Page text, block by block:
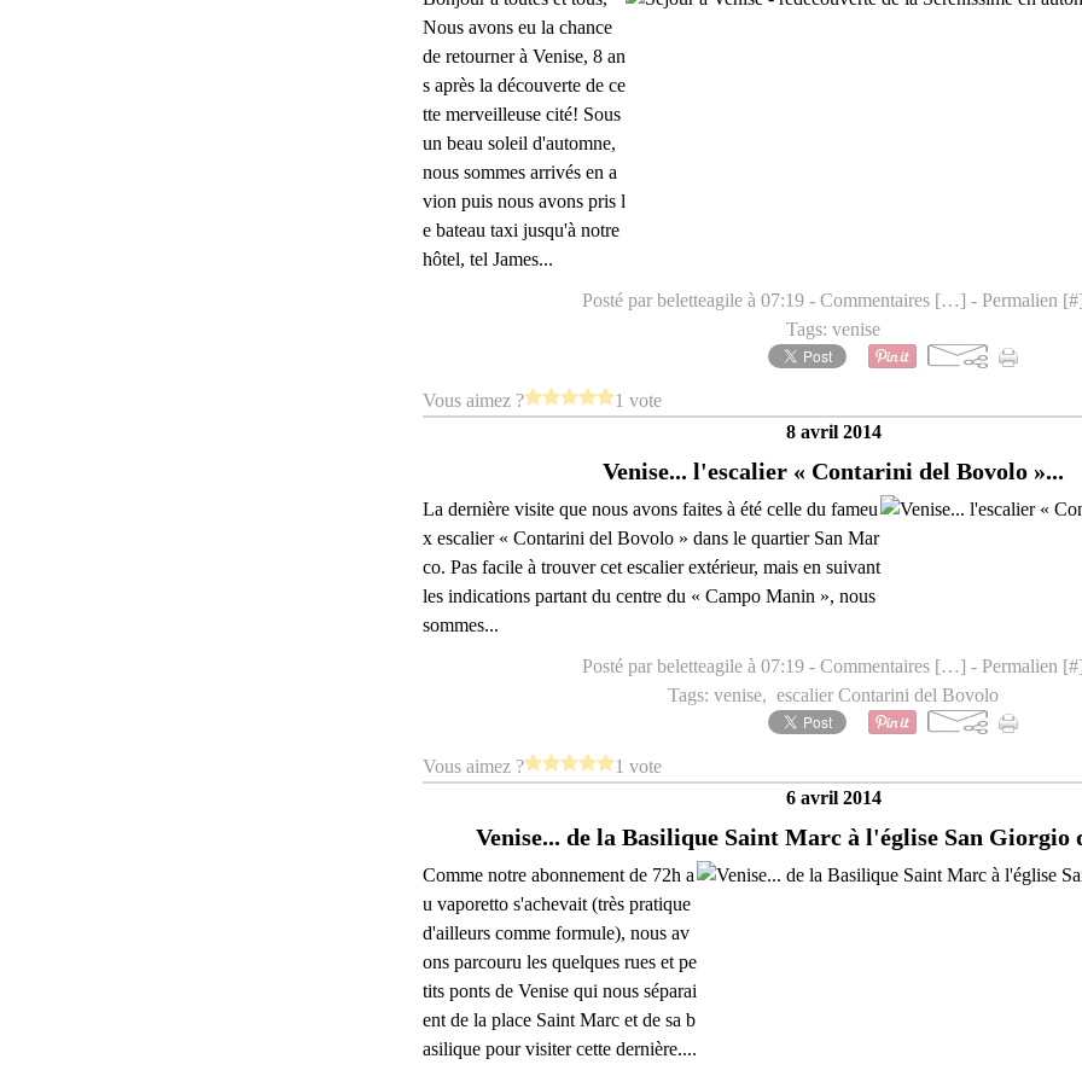
Nous avons eu la chance
de retourner à Venise, 8 an
s après la découverte de ce
tte merveilleuse cité! Sous
un beau soleil d'automne,
nous sommes arrivés en a
vion puis nous avons pris l
e bateau taxi jusqu'à notre
hôtel, tel James...
Posté par beletteagile à 07:19 - Commentaires […] - Permalien [#
Tags: venise
Vous aimez ?
1 vote
8 avril 2014
Venise... l'escalier « Contarini del Bovolo »...
La dernière visite que nous avons faites à été celle du fameu
x escalier « Contarini del Bovolo » dans le quartier San Mar
co. Pas facile à trouver cet escalier extérieur, mais en suivant
les indications partant du centre du « Campo Manin », nous
sommes...
Posté par beletteagile à 07:19 - Commentaires […] - Permalien [#
Tags: venise, escalier Contarini del Bovolo
Vous aimez ?
1 vote
6 avril 2014
Venise... de la Basilique Saint Marc à l'église San Giorgio
Comme notre abonnement de 72h a
u vaporetto s'achevait (très pratique
d'ailleurs comme formule), nous av
ons parcouru les quelques rues et pe
tits ponts de Venise qui nous séparai
ent de la place Saint Marc et de sa b
asilique pour visiter cette dernière....